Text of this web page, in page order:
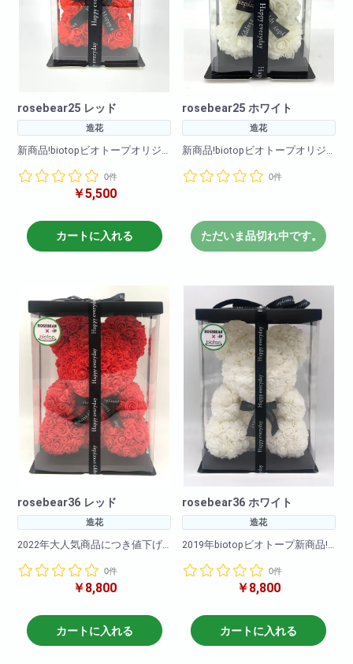
rosebear25 レッド
造花
新商品!biotopビオトープオリジ
カラーバリエーションもなんと
メラルドグリーン・パープル・
レッド・ピンク・グレー・ライ
トブルー・イエロー・レインボ
<商品サイズ>高さ: 約25cm 横
幅: 約17cm 奥行: 約17cm
<箱のサイズ>高さ: 約28cm 横
幅: 約17.5cm 奥行: 約
17.5cm
0件
￥5,500
カートに入れる
rosebear25 ホワイト
造花
新商品!biotopビオトープオリジ
カラーバリエーションもなんと
メラルドグリーン・パープル・
レッド・ピンク・グレー・ライ
トブルー・イエロー・レインボ
<商品サイズ>高さ: 約25cm 横
幅: 約17cm 奥行: 約17cm
<箱のサイズ>高さ: 約28cm 横
幅: 約17.5cm 奥行: 約
17.5cm
0件
ただいま品切れ中です。
rosebear36 レッド
造花
2022年大人気商品につき値下げ
カラーバリエーションも豊富に
2020年も大ヒット販売中!是非お
早めにご購入下さいませ!
0件
￥8,800
カートに入れる
rosebear36 ホワイト
造花
2019年biotopビオトープ新商品!!
カラーバリエーションも豊富に
ご用意いたしました!
早めにご購入下さいませ!
<商品サイズ>高さ: 約36cm 横
0件
￥8,800
カートに入れる